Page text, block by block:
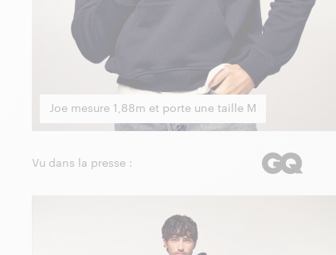
Joe mesure 1,88m et porte une taille M
Vu dans la presse :